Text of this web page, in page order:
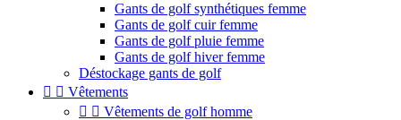
Gants de golf synthétiques femme
Gants de golf cuir femme
Gants de golf pluie femme
Gants de golf hiver femme
Déstockage gants de golf
  Vêtements
  Vêtements de golf homme